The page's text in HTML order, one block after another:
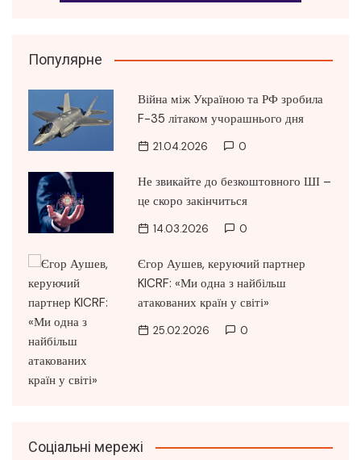
Популярне
Війна між Україною та РФ зробила
F-35 літаком учорашнього дня
21.04.2026 0
Не звикайте до безкоштовного ШІ –
це скоро закінчиться
14.03.2026 0
Єгор Аушев, керуючий партнер
KICRF: «Ми одна з найбільш
атакованих країн у світі»
25.02.2026 0
Соціальні мережі